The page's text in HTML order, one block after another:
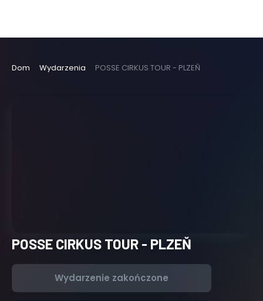
Dom Wydarzenia POSSE CIRKUS TOUR - PLZEŇ
POSSE CIRKUS TOUR - PLZEŇ
Wydarzenie zakończone